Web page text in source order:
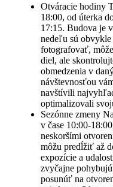
Otváracie hodiny
18:00, od úterka
17:15. Budova je
nedeľu sú
fotografovať,
diel, ale
obmedzenia v
návštevnosťou
navštívili
optimalizovali
Sezónne zmeny
v čase 10:00-
neskoršími
môžu predĺžiť až
expozície a
zvyčajne
posunúť na